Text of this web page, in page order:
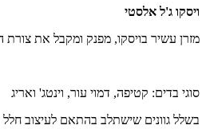
ויסקו ג'ל אלסטי
מזרן עשיר בויסקו, מפנק ומקבל את צורת
סוגי בדים: קטיפה, דמוי עור, וינטג' ואריג
בשלל גוונים שישתלב בהתאם לעיצוב